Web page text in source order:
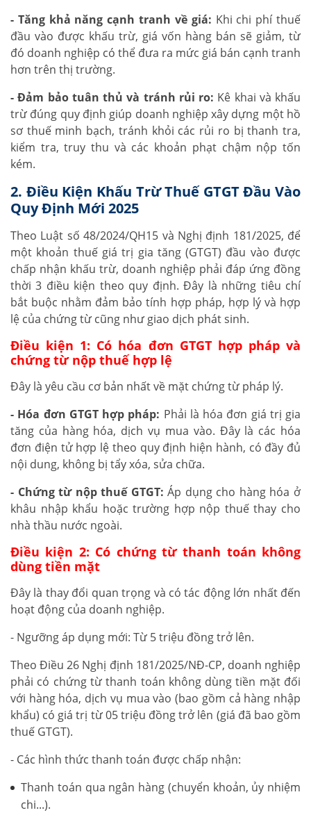
- Tăng khả năng cạnh tranh về giá: Khi chi phí thuế
đầu vào được khấu trừ, giá vốn hàng bán sẽ giảm, từ
đó doanh nghiệp có thể đưa ra mức giá bán cạnh tranh
hơn trên thị trường.
- Đảm bảo tuân thủ và tránh rủi ro: Kê khai và khấu
trừ đúng quy định giúp doanh nghiệp xây dựng một hồ
sơ thuế minh bạch, tránh khỏi các rủi ro bị thanh tra,
kiểm tra, truy thu và các khoản phạt chậm nộp tốn
kém.
2. Điều Kiện Khấu Trừ Thuế GTGT Đầu Vào
Quy Định Mới 2025
Theo Luật số 48/2024/QH15 và Nghị định 181/2025, để
một khoản thuế giá trị gia tăng (GTGT) đầu vào được
chấp nhận khấu trừ, doanh nghiệp phải đáp ứng đồng
thời 3 điều kiện theo quy định. Đây là những tiêu chí
bắt buộc nhằm đảm bảo tính hợp pháp, hợp lý và hợp
lệ của chứng từ cũng như giao dịch phát sinh.
Điều kiện 1: Có hóa đơn GTGT hợp pháp và
chứng từ nộp thuế hợp lệ
Đây là yêu cầu cơ bản nhất về mặt chứng từ pháp lý.
- Hóa đơn GTGT hợp pháp: Phải là hóa đơn giá trị gia
tăng của hàng hóa, dịch vụ mua vào. Đây là các hóa
đơn điện tử hợp lệ theo quy định hiện hành, có đầy đủ
nội dung, không bị tẩy xóa, sửa chữa.
- Chứng từ nộp thuế GTGT: Áp dụng cho hàng hóa ở
khâu nhập khẩu hoặc trường hợp nộp thuế thay cho
nhà thầu nước ngoài.
Điều kiện 2: Có chứng từ thanh toán không
dùng tiền mặt
Đây là thay đổi quan trọng và có tác động lớn nhất đến
hoạt động của doanh nghiệp.
- Ngưỡng áp dụng mới: Từ 5 triệu đồng trở lên.
Theo Điều 26 Nghị định 181/2025/NĐ-CP, doanh nghiệp
phải có chứng từ thanh toán không dùng tiền mặt đối
với hàng hóa, dịch vụ mua vào (bao gồm cả hàng nhập
khẩu) có giá trị từ 05 triệu đồng trở lên (giá đã bao gồm
thuế GTGT).
- Các hình thức thanh toán được chấp nhận:
Thanh toán qua ngân hàng (chuyển khoản, ủy nhiệm
chi...).